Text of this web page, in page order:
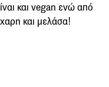
και vegan ενώ από
και μελάσα!